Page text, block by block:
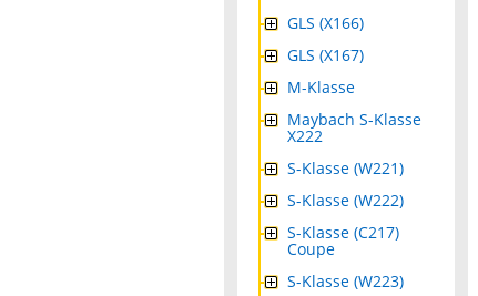
GLS (X166)
GLS (X167)
M-Klasse
Maybach S-Klasse
X222
S-Klasse (W221)
S-Klasse (W222)
S-Klasse (C217)
Coupe
S-Klasse (W223)